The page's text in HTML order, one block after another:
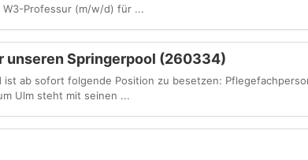
W3-Professur (m/w/d) für ...
Springerpool (260334)
ist ab sofort folgende Position zu besetzen:
Ulm steht mit seinen ...